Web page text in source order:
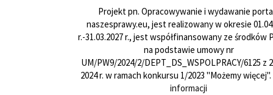
Projekt pn. Opracowywanie i wydawanie
naszesprawy.eu, jest realizowany w okresie
r.-31.03.2027 r., jest współfinansowany ze środków
na podstawie umowy nr
UM/PW9/2024/2/DEPT_DS_WSPOLPRACY/6125 z
2024 r. w ramach konkursu 1/2023 "Możemy więcej".
informacji